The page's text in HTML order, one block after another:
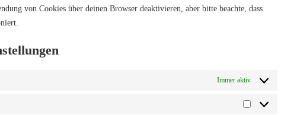
von Cookies über deinen Browser deaktivieren, aber bitte beachte, dass
Immer aktiv
Marketing